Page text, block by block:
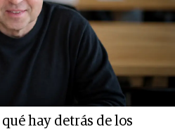
hay detrás de los